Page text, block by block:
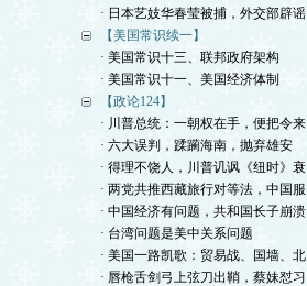
· 日本艺妓华春莹被捕，外交部辟谣
【美国常识续一】
· 美国常识十三、联邦政府架构
· 美国常识十一、美国经济体制
【政论124】
· 川普总统：一朝权在手，便把令来
· 六大误判，蹂躏海南，抛弃雄安
· 得理不饶人，川普讥讽《纽时》衰
· 两党共推西藏旅行对等法，中国服
· 中国经济有问题，共和国长子崩溃
· 台湾问题是美中关系问题
· 美国一路凯歌：贸易战、国墙、北
· 唇枪舌剑弓上弦刀出鞘，蔡妹怼习